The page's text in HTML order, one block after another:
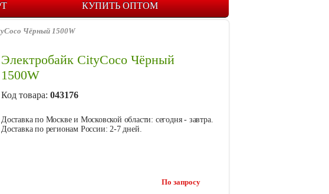
КУПИТЬ ОПТОМ
Чёрный 1500W
Электробайк CityCoco Чёрный
1500W
Код товара: 043176
Доставка по Москве и Московской области: сегодня - завтра.
Доставка по регионам России: 2-7 дней.
По запросу